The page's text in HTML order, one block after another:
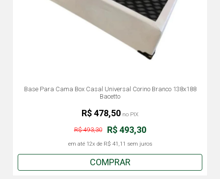
Base Para Cama Box Casal Universal Corino Branco 138x188
Bacetto
R$ 493,30
R$ 493,30
em até 12x de R$ 41,11 sem juros
R$ 478,50 no PIX
COMPRAR